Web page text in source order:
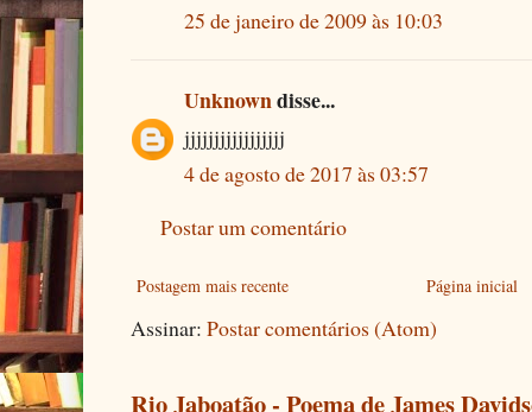
25 de janeiro de 2009 às 10:03
Unknowndisse...
jjjjjjjjjjjjjjjjj
4 de agosto de 2017 às 03:57
Postar um comentário
Postagem mais recente Página inicial
Assinar: Postar comentários (Atom)
Rio Jaboatão - Poema de James